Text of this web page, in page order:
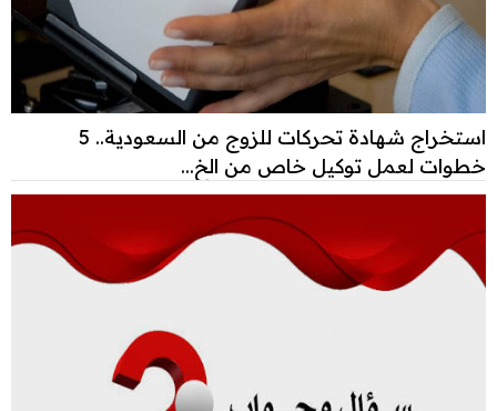
استخراج شهادة تحركات للزوج من السعودية.. 5
خطوات لعمل توكيل خاص من الخ...